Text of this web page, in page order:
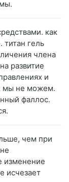
как
титан гель
члена
развитие
и
мы не можем.
фаллос.
чем при
изменение
исчезает